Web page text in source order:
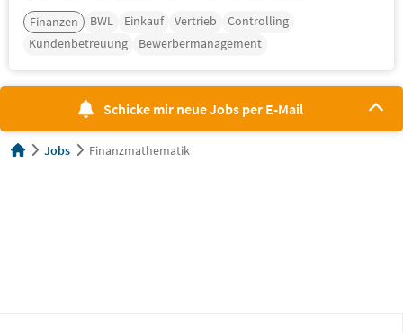
Finanzen BWL Einkauf Vertrieb
Controlling
Kundenbetreuung
Bewerbermanagement
Schicke mir neue Jobs per E-Mail
Jobs Finanzmathematik